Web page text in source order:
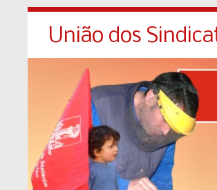
União dos